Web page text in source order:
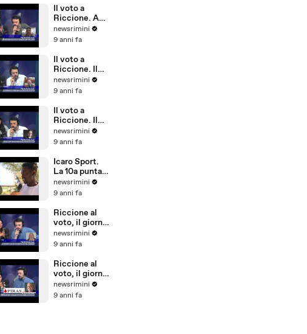
(Movimento 5
Stelle)
Il voto a
Riccione. A
Tempo Reale
commento di
(Patto Civico
Riccione)
newsrimini
9 anni fa
Il voto a
Riccione. Il
commento di
Parmeggiani
newsrimini
9 anni fa
Il voto a
Riccione. Il
commento di
Dionigi
Forza Italia
newsrimini
9 anni fa
Icaro Sport.
La 10a puntata
del reality
sulla
Rimini alla
Barcellona
Professional
Cup
newsrimini
9 anni fa
Riccione al
voto, il giorno
dopo. Il
commento di
newsrimini
9 anni fa
Riccione al
voto, il giorno
dopo. Il
commento di
newsrimini
9 anni fa